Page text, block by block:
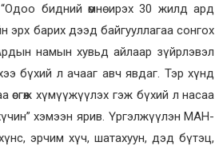
“Одоо бидний өмнө ирэх 30 жилд ард
эрх барих дээд байгууллагаа сонгох
намын хувьд айлаар зүйрлэвэл
бүхий л ачааг авч явдаг. Тэр хүнд
хүмүүжүүлэх гэж бүхий л насаа
хэмээн ярив. Үргэлжүүлэн МАН-
эрчим хүч, шатахуун, дэд бүтэц,